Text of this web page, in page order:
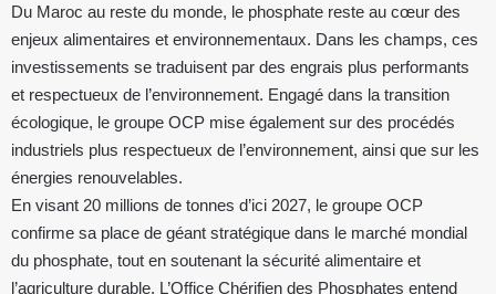
Du Maroc au reste du monde, le phosphate reste au cœur des
enjeux alimentaires et environnementaux. Dans les champs, ces
investissements se traduisent par des engrais plus performants
et respectueux de l’environnement. Engagé dans la transition
écologique, le groupe OCP mise également sur des procédés
industriels plus respectueux de l’environnement, ainsi que sur les
énergies renouvelables.
En visant 20 millions de tonnes d’ici 2027, le groupe OCP
confirme sa place de géant stratégique dans le marché mondial
du phosphate, tout en soutenant la sécurité alimentaire et
l’agriculture durable. L’Office Chérifien des Phosphates entend